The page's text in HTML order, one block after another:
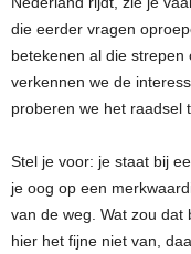
die eerder vragen
betekenen al die
verkennen we de
proberen we het raadsel
Stel je voor: je staat bij
je oog op een
van de weg. Wat zou dat
hier het fijne niet van,